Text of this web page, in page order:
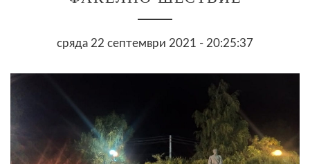
сряда 22 септември 2021 - 20:25:37